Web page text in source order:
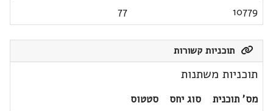
10779
77
תוכניות קשורות
תוכניות משתנות
מס' תוכנית סוג יחס
סטטוס